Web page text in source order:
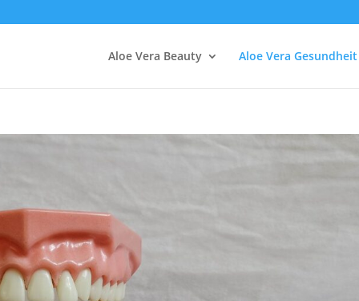
Aloe Vera Beauty Aloe Vera Gesundheit